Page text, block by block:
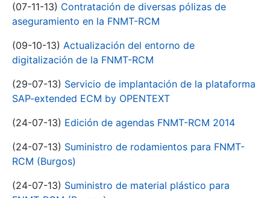
(07-11-13) Contratación de diversas pólizas de
aseguramiento en la FNMT-RCM
(09-10-13) Actualización del entorno de
digitalización de la FNMT-RCM
(29-07-13) Servicio de implantación de la plataforma
SAP-extended ECM by OPENTEXT
(24-07-13) Edición de agendas FNMT-RCM 2014
(24-07-13) Suministro de rodamientos para FNMT-
RCM (Burgos)
(24-07-13) Suministro de material plástico para